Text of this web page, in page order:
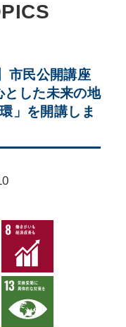
市民公開講座
した未来の地
」を開講しま